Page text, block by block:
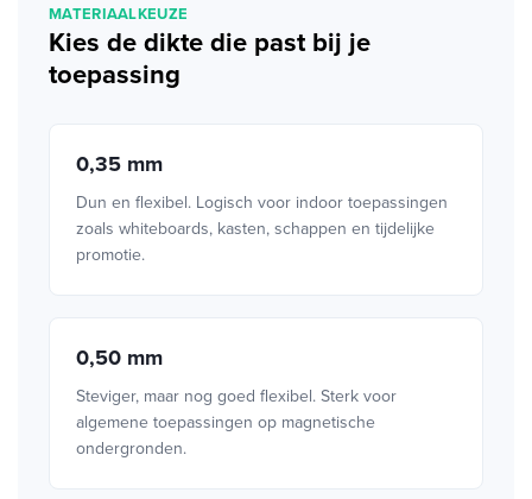
MATERIAALKEUZE
Kies de dikte die past bij je
toepassing
0,35 mm
Dun en flexibel. Logisch voor indoor toepassingen
zoals whiteboards, kasten, schappen en tijdelijke
promotie.
0,50 mm
Steviger, maar nog goed flexibel. Sterk voor
algemene toepassingen op magnetische
ondergronden.